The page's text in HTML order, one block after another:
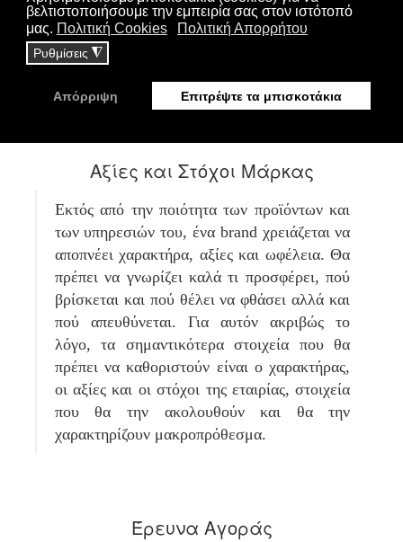
οποίο στοχεύει να απευθυνθεί. Η έρευνα
τοποθέτησης μάρκας ξεκαθαρίζει το τοπίο και
ανοίγει το δρόμο για την εύρεση της
κατάλληλης για το brand θέσης της στην αγορά.
Αξίες και Στόχοι Μάρκας
Εκτός από την ποιότητα των προϊόντων και
των υπηρεσιών του, ένα brand χρειάζεται να
αποπνέει χαρακτήρα, αξίες και ωφέλεια. Θα
πρέπει να γνωρίζει καλά τι προσφέρει, πού
βρίσκεται και πού θέλει να φθάσει αλλά και
πού απευθύνεται. Για αυτόν ακριβώς το
λόγο, τα σημαντικότερα στοιχεία που θα
πρέπει να καθοριστούν είναι ο χαρακτήρας,
οι αξίες και οι στόχοι της εταιρίας, στοιχεία
που θα την ακολουθούν και θα την
χαρακτηρίζουν μακροπρόθεσμα.
Έρευνα Αγοράς